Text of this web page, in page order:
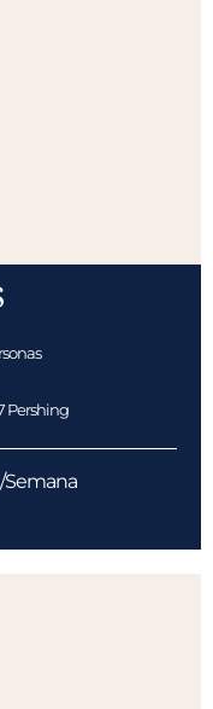
Pershing
Semana